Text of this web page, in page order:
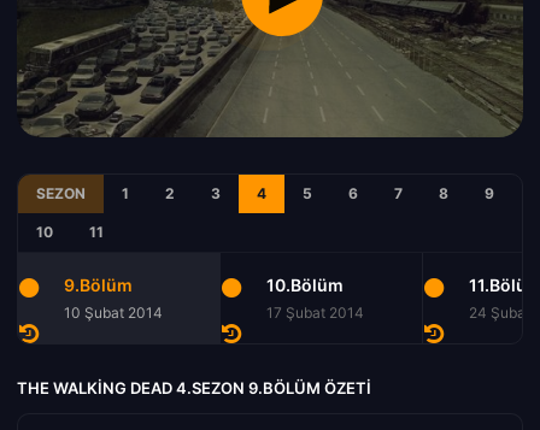
SEZON 1 2 3 4 5 6 7 8 9
10 11
9.Bölüm
10 Şubat 2014
10.Bölüm
17 Şubat 2014 24 Şubat
THE WALKING DEAD 4.SEZON 9.BÖLÜM ÖZETI